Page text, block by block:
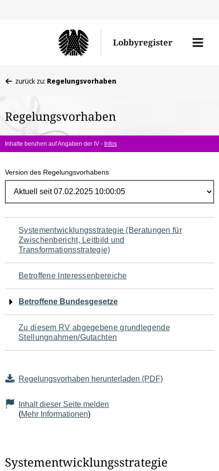
Lobbyregister
Menü
befinden
hier:
zurück zu: Regelungsvorhaben
Regelungsvorhaben
Inhalte beruhen auf Angaben der IV - Infos
Version des Regelungsvorhabens
Navigation
für
den
Seiteninhalt
Systementwicklungsstrategie (Beratungen für
Zwischenbericht, Leitbild und
Transformationsstrategie)
Betroffene Interessenbereiche
Betroffene Bundesgesetze
Zu diesem RV abgegebene grundlegende
Stellungnahmen/Gutachten
Regelungsvorhaben herunterladen (PDF)
Inhalt dieser Seite melden
(Mehr Informationen)
Systementwicklungsstrategie